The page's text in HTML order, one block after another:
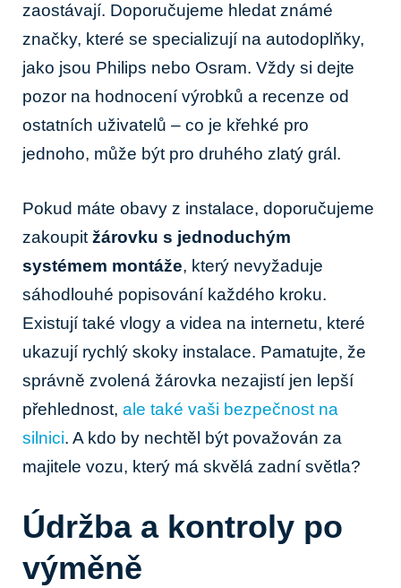
zaostávají. Doporučujeme hledat známé
značky, které se specializují na autodoplňky,
jako jsou Philips nebo Osram. Vždy si dejte
pozor na hodnocení výrobků a recenze od
ostatních uživatelů – co je křehké pro
jednoho, může být pro druhého zlatý grál.
Pokud máte obavy z instalace, doporučujeme
zakoupit žárovku s jednoduchým
systémem montáže, který nevyžaduje
sáhodlouhé popisování každého kroku.
Existují také vlogy a videa na internetu, které
ukazují rychlý skoky instalace. Pamatujte, že
správně zvolená žárovka nezajistí jen lepší
přehlednost, ale také vaši bezpečnost na
silnici. A kdo by nechtěl být považován za
majitele vozu, který má skvělá zadní světla?
Údržba a kontroly po
výměně